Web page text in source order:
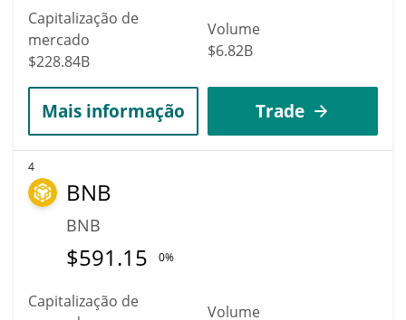
Capitalização de
mercado
$228.84B
Volume
$6.82B
Mais informação Trade
4
BNB
BNB
$591.15 0%
Capitalização de
Volume